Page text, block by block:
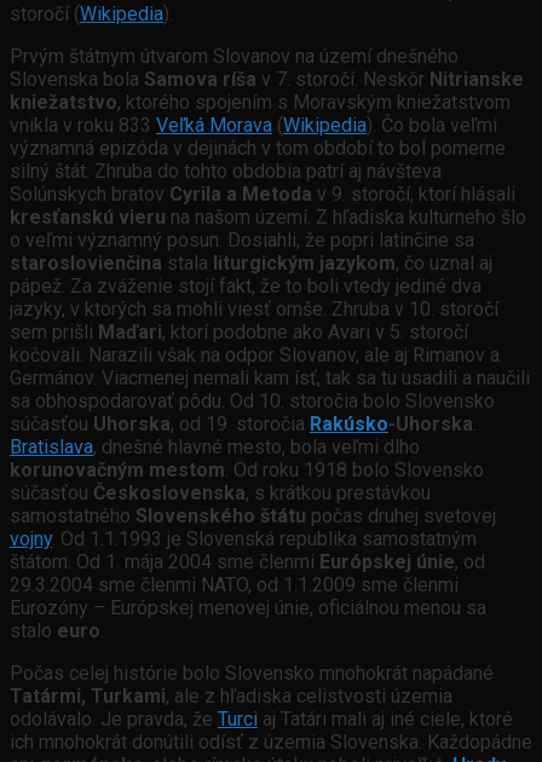
storočí (Wikipedia).
Prvým štátnym útvarom Slovanov na území dnešného
Slovenska bola Samova ríša v 7. storočí. Neskôr Nitrianske
kniežatstvo, ktorého spojením s Moravským kniežatstvom
vnikla v roku 833 Veľká Morava (Wikipedia). Čo bola veľmi
významná epizóda v dejinách v tom období to bol pomerne
silný štát. Zhruba do tohto obdobia patrí aj návšteva
Solúnskych bratov Cyrila a Metoda v 9. storočí, ktorí hlásali
kresťanskú vieru na našom území. Z hľadiska kultúrneho šlo
o veľmi významný posun. Dosiahli, že popri latinčine sa
staroslovienčina stala liturgickým jazykom, čo uznal aj
pápež. Za zváženie stojí fakt, že to boli vtedy jediné dva
jazyky, v ktorých sa mohli viesť omše. Zhruba v 10. storočí
sem prišli Maďari, ktorí podobne ako Avari v 5. storočí
kočovali. Narazili však na odpor Slovanov, ale aj Rimanov a
Germánov. Viacmenej nemali kam ísť, tak sa tu usadili a naučili
sa obhospodarovať pôdu. Od 10. storočia bolo Slovensko
súčasťou Uhorska, od 19. storočia Rakúsko-Uhorska
Bratislava, dnešné hlavné mesto, bola veľmi dlho
korunovačným mestom . Od roku 1918 bolo Slovensko
súčasťou Československa, s krátkou prestávkou
samostatného Slovenského štátu počas druhej svetovej
vojny. Od 1.1.1993 je Slovenská republika samostatným
štátom. Od 1. mája 2004 sme členmi Európskej únie, od
29.3.2004 sme členmi NATO, od 1.1.2009 sme členmi
Eurozóny – Európskej menovej únie, oficiálnou menou sa
stalo euro
Počas celej histórie bolo Slovensko mnohokrát napádané
Tatármi, Turkami, ale z hľadiska celistvosti územia
odolávalo. Je pravda, že Turci aj Tatári mali aj iné ciele, ktoré
ich mnohokrát donútili odísť z územia Slovenska. Každopádne